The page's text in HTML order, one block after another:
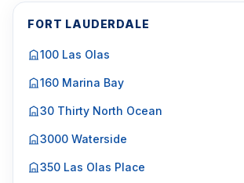
FORT LAUDERDALE
100 Las Olas
160 Marina Bay
30 Thirty North Ocean
3000 Waterside
350 Las Olas Place